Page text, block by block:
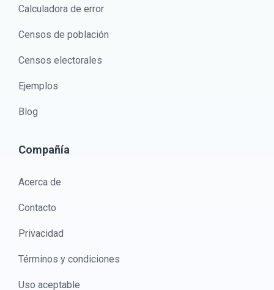
Calculadora de error
Censos de población
Censos electorales
Ejemplos
Blog
Compañía
Acerca de
Contacto
Privacidad
Términos y condiciones
Uso aceptable